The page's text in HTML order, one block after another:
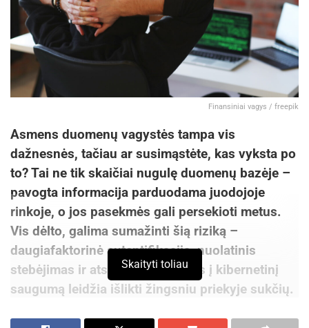
Finansiniai vagys / freepik
Asmens duomenų vagystės tampa vis
dažnesnės, tačiau ar susimąstėte, kas vyksta po
to? Tai ne tik skaičiai nugulę duomenų bazėje –
pavogta informacija parduodama juodojoje
rinkoje, o jos pasekmės gali persekioti metus.
Vis dėlto, galima sumažinti šią riziką –
daugiafaktorinė autentifikacija, nuolatinis
stebėjimas ir atsakingas požiūris į kibernetinį
saugumą leidžia išlikti žingsniu priekyje sukčių.
Vos keli eurai – tiek juodojoje rinkoje gali
Skaityti toliau